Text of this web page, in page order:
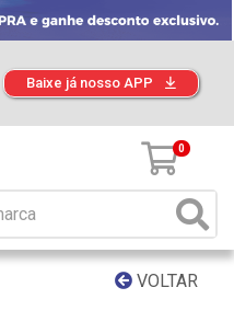
Baixe já nosso APP
0
VOLTAR